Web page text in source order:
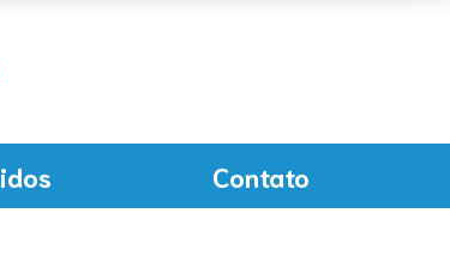
Contato